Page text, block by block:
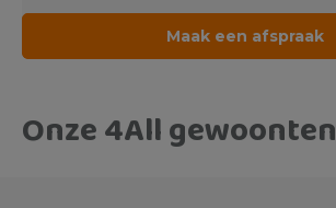
Maak een afspraak
Onze 4All gewoonten